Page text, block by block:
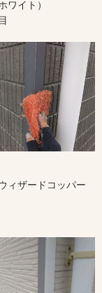
ワイト）
ィザードコッパー